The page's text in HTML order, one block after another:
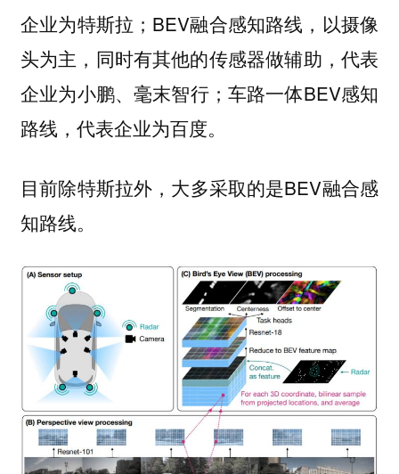
企业为特斯拉；BEV融合感知路线，以摄像
头为主，同时有其他的传感器做辅助，代表
企业为小鹏、毫末智行；车路一体BEV感知
路线，代表企业为百度。
目前除特斯拉外，大多采取的是BEV融合感
知路线。